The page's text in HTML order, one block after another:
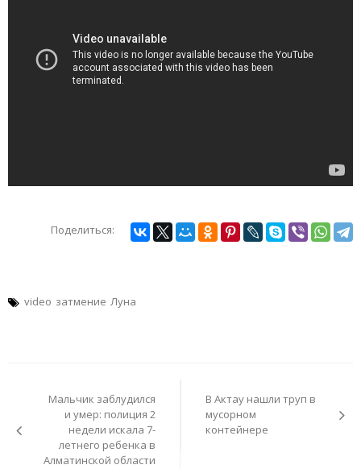
Поделиться:
video затмение Луна
записямМальчик заблудился
и умер: полиция 2
недели искала 7-
летнего ребенка в
Алматинской области
В Актау нашли труп в
мусорном
контейнере